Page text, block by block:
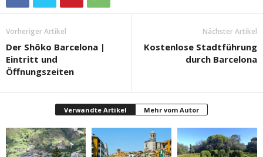
Vorheriger Artikel
Der Shôko Barcelona |
Eintritt und
Öffnungszeiten
Nächster Artikel
Kostenlose Stadtführung
durch Barcelona
Verwandte Artikel Mehr vom Autor